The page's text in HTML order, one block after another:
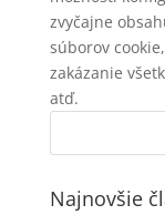
zvyčajne
súborov
zakázanie
atď.
Najnovšie